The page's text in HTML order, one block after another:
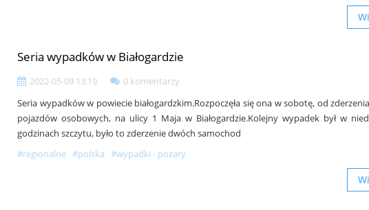
Seria wypadków w Białogardzie
2022-05-09 13:19
0 komentarzy
Seria wypadków w powiecie białogardzkim.Rozpoczęła się ona w sobotę, od
pojazdów osobowych, na ulicy 1 Maja w Białogardzie.Kolejny wypadek był w
godzinach szczytu, było to zderzenie dwóch samochod
#regionalne #polska #wypadki - pożary